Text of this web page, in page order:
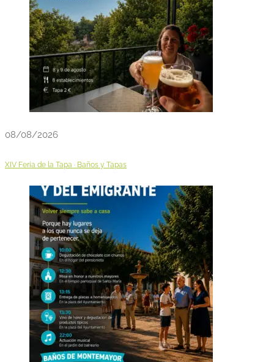
08/08/2026
XIV Feria de la Tapa · Baños y Tapas